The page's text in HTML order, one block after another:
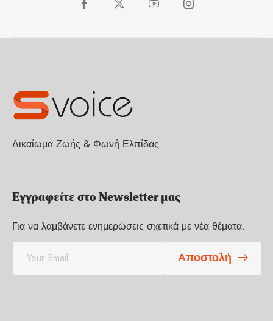
Δικαίωμα Ζωής & Φωνή Ελπίδας
Εγγραφείτε στο Newsletter μας
Για να λαμβάνετε ενημερώσεις σχετικά με νέα θέματα.
a
Αποστολή